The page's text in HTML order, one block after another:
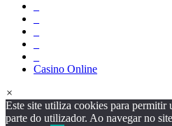
Casino Online
×
Este site utiliza cookies para permitir
parte do utilizador. Ao navegar no